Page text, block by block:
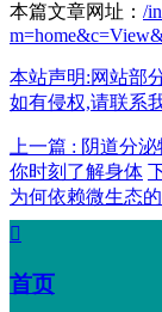
本篇文章网址： /
本站声明:网站部
如有侵权,请联系
上一篇 : 阴道分
你时刻了解身体
为何依赖微生态

首页